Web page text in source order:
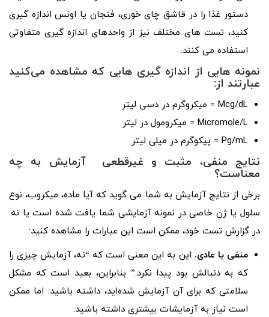
دستور غذا را در قاشق چای خوری، فنجان یا اونس اندازه گیری
کنید، تست های مختلف نیز از واحدهای اندازه گیری متفاوتی
استفاده می کنند.
نمونه هایی از اندازه گیری هایی که مشاهده می‌کنید
عبارتند از:
Mcg/dL = میکروگرم در دسی لیتر
Micromole/L = میکرومول در لیتر
Pg/mL = پیکوگرم در میلی لیتر
نتایج منفی، مثبت و غیرقطعی آزمایش به چه
معناست؟
برخی از نتایج آزمایش به شما می گوید که آیا ماده، میکروب، نوع
سلول یا ژن خاصی در نمونه آزمایشی شما یافت شده است یا نه.
در گزارش تست خود، ممکن است این عبارات را مشاهده کنید:
منفی یا عادی. این به این معنی است که “نه، آزمایش چیزی را
که به دنبالش بود پیدا نکرد.” بنابراین، بعید است که مشکل
سلامتی که برای آن آزمایش شده‌اید، داشته باشید. اما ممکن
است نیاز به آزمایشات بیشتری داشته باشید.